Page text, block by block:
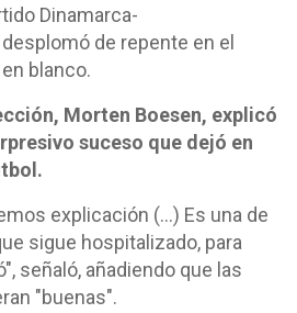
Dinamarca-
de repente en el
blanco.
Morten Boesen, explicó
suceso que dejó en
explicación (...) Es una de
sigue hospitalizado, para
señaló, añadiendo que las
"buenas".